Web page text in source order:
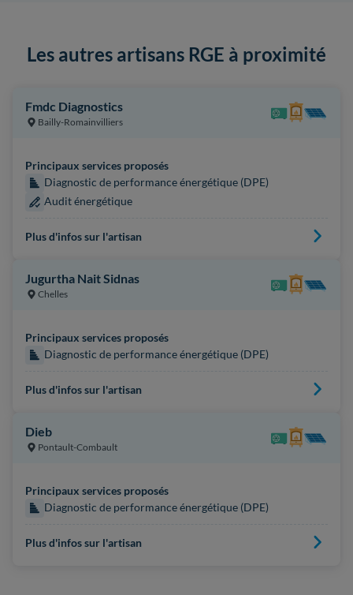
Les autres artisans RGE à proximité
Fmdc Diagnostics
Bailly-Romainvilliers
Principaux services proposés
Diagnostic de performance énergétique (DPE)
Audit énergétique
Plus d'infos sur l'artisan
Jugurtha Nait Sidnas
Chelles
Principaux services proposés
Diagnostic de performance énergétique (DPE)
Plus d'infos sur l'artisan
Dieb
Pontault-Combault
Principaux services proposés
Diagnostic de performance énergétique (DPE)
Plus d'infos sur l'artisan